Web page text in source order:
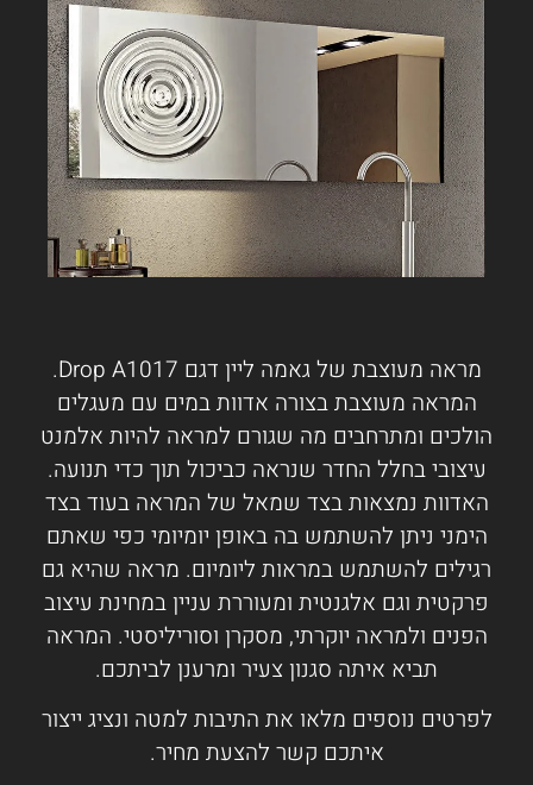
מראה מעוצבת של גאמה ליין דגם Drop A1017.
המראה מעוצבת בצורה אדוות במים עם מעגלים
הולכים ומתרחבים מה שגורם למראה להיות אלמנט
עיצובי בחלל החדר שנראה כביכול תוך כדי תנועה.
האדוות נמצאות בצד שמאל של המראה בעוד בצד
הימני ניתן להשתמש בה באופן יומיומי כפי שאתם
רגילים להשתמש במראות ליומיום. מראה שהיא גם
פרקטית וגם אלגנטית ומעוררת עניין במחינת עיצוב
הפנים ולמראה יוקרתי, מסקרן וסוריליסטי. המראה
תביא איתה סגנון צעיר ומרענן לביתכם.
לפרטים נוספים מלאו את התיבות למטה ונציג ייצור
איתכם קשר להצעת מחיר.